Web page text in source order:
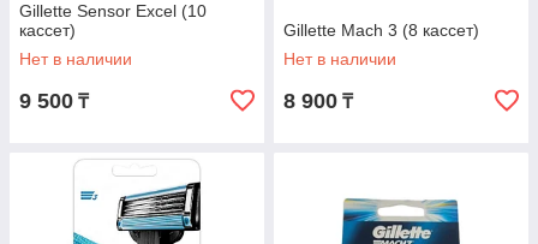
Gillette Sensor Excel (10
кассет)
Нет в наличии
9 500 ₸
Gillette Mach 3 (8 кассет)
Нет в наличии
8 900 ₸